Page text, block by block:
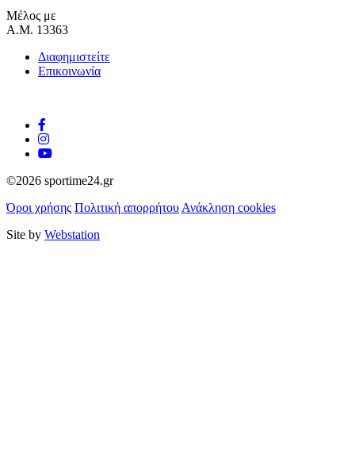
Μέλος με
Α.Μ. 13363
Διαφημιστείτε
Επικοινωνία
©2026 sportime24.gr
Όροι χρήσης Πολιτική απορρήτου Ανάκληση cookies
Site by Webstation